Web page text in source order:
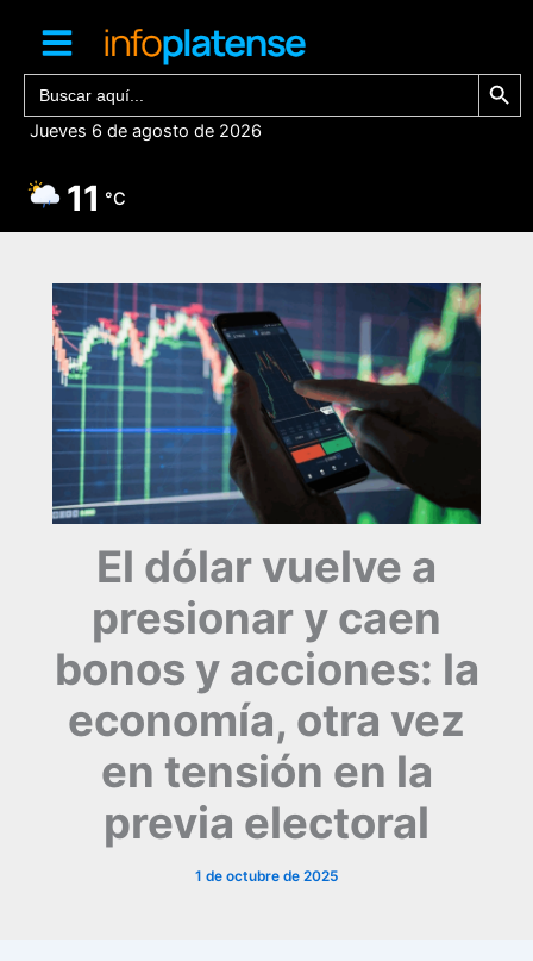
contenido
Buscar: Botón de
Jueves 6 de agosto de 2026
11 °C
El dólar vuelve a
presionar y caen
bonos y acciones: la
economía, otra vez
en tensión en la
previa electoral
1 de octubre de 2025